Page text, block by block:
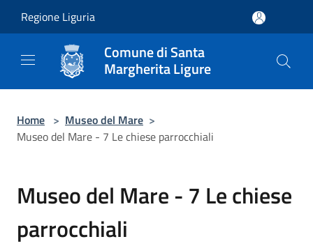
Regione Liguria
Comune di Santa
Margherita Ligure
Home > Museo del Mare >
Museo del Mare - 7 Le chiese parrocchiali
Museo del Mare - 7 Le chiese
parrocchiali